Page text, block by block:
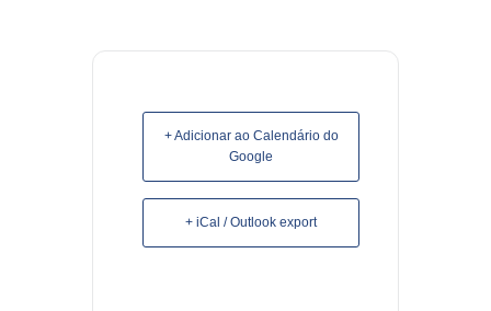
+ Adicionar ao Calendário do
Google
+ iCal / Outlook export